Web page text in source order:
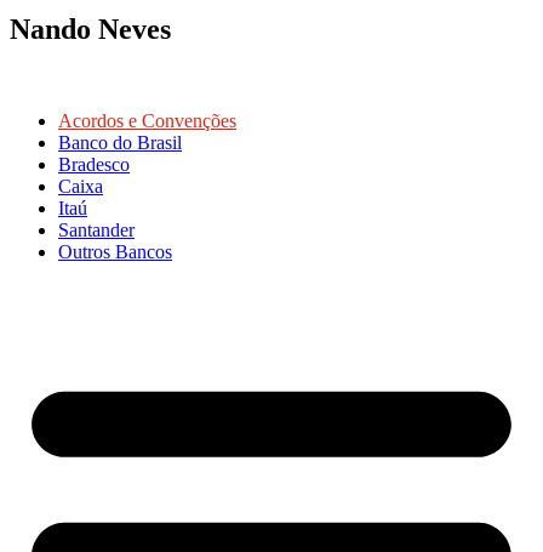
Nando Neves
Acordos e Convenções
Banco do Brasil
Bradesco
Caixa
Itaú
Santander
Outros Bancos